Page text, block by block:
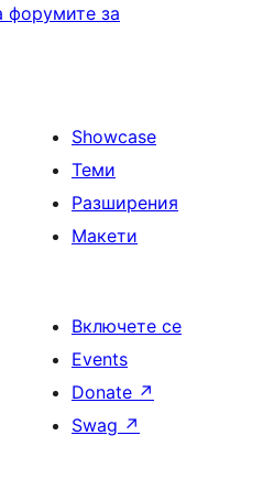
форумите за
Showcase
Теми
Разширения
Макети
Включете се
Events
Donate ↗
Swag ↗